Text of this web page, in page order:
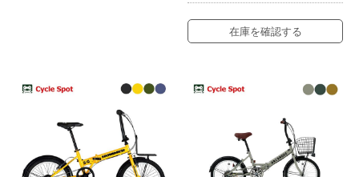
在庫を確認する